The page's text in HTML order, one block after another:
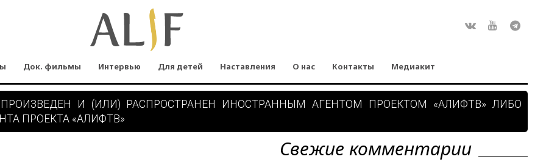
Док. фильмы Интервью Для детей Наставления О нас Контакты Медиакит
И (ИЛИ) РАСПРОСТРАНЕН ИНОСТРАННЫМ АГЕНТОМ ПРОЕКТОМ «АЛИФТВ» ЛИБО
ПРОЕКТА «АЛИФТВ»
Свежие комментарии